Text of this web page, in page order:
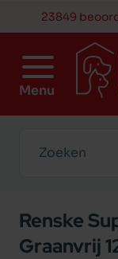
23849
Menu
Renske
Graanvrij